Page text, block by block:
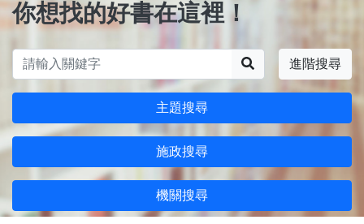
你想找的好書在這裡！
進階搜尋
主題搜尋
施政搜尋
機關搜尋